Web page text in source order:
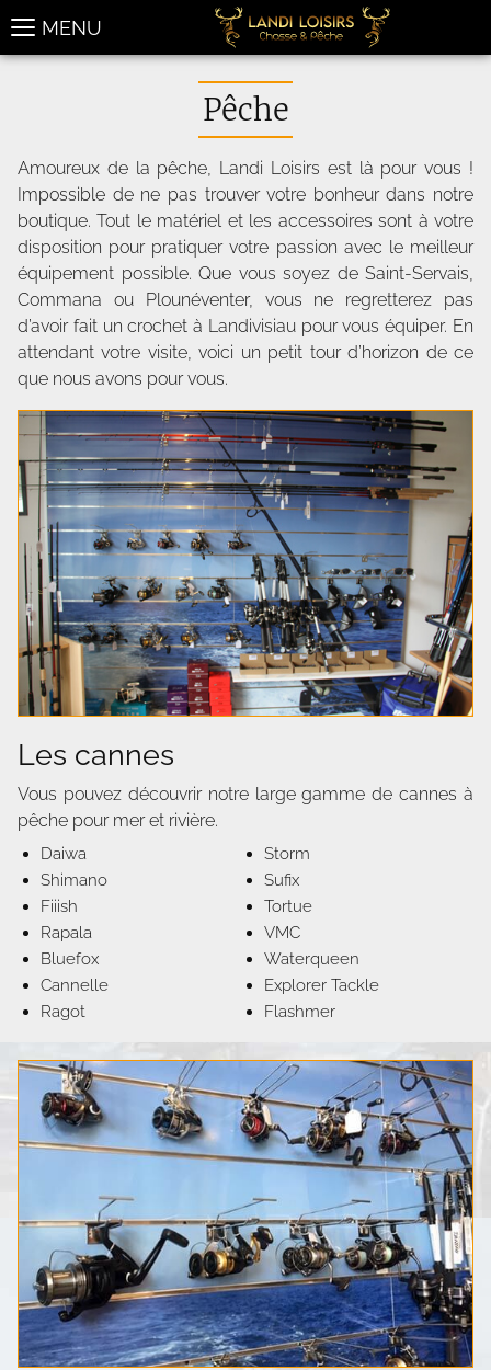
MENU
Pêche
Amoureux de la pêche, Landi Loisirs est là pour vous !
Impossible de ne pas trouver votre bonheur dans notre
boutique. Tout le matériel et les accessoires sont à votre
disposition pour pratiquer votre passion avec le meilleur
équipement possible. Que vous soyez de Saint-Servais,
Commana ou Plounéventer, vous ne regretterez pas
d’avoir fait un crochet à Landivisiau pour vous équiper. En
attendant votre visite, voici un petit tour d’horizon de ce
que nous avons pour vous.
Les cannes
Vous pouvez découvrir notre large gamme de cannes à
pêche pour mer et rivière.
Daiwa
Shimano
Fiiish
Rapala
Bluefox
Cannelle
Ragot
Storm
Sufix
Tortue
VMC
Waterqueen
Explorer Tackle
Flashmer